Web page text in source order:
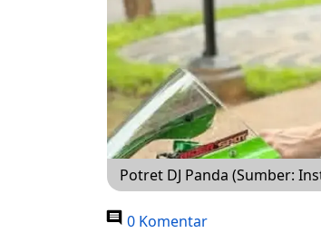
Potret DJ Panda (Sumber:
0 Komentar